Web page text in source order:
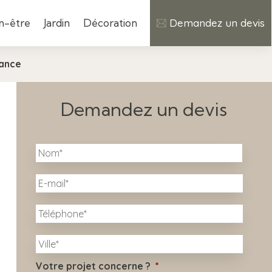
être Jardin Décoration Demandez un devis
Demandez un devis
N
o
m
*
Nom
E
-
a
i
l
*
T
é
é
p
h
V
Votre projet concerne ? *